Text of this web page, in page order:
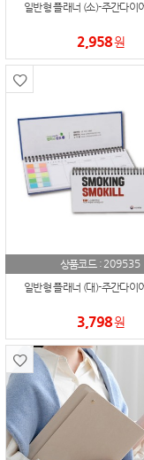
일반형 플래너 (소)-주간다이
2,958원
상품코드 :209535
일반형 플래너 (대)-주간다이
3,798원